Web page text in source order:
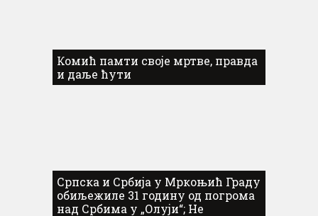
Комић памти своје мртве, правда
и даље ћути
Српска и Србија у Мркоњић Граду
обиљежиле 31 годину од погрома
над Србима у „Олуји“; Не